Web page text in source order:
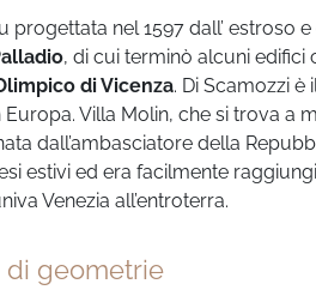
progettata nel 1597 dall’ estroso
, di cui terminò alcuni edifici
di Vicenza. Di Scamozzi è
Europa. Villa Molin, che si trova a
dall’ambasciatore della
estivi ed era facilmente
Venezia all’entroterra.
di geometrie